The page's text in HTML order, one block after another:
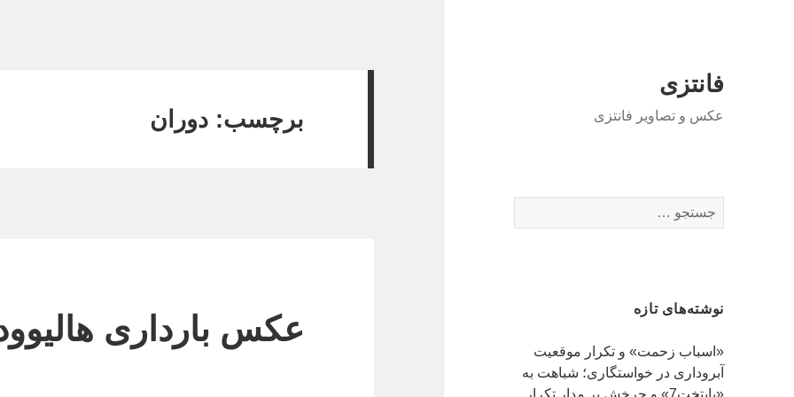
فانتزی
عکس و تصاویر فانتزی
س
ب
ا
ی
نوشته‌های تازه
«اسباب زحمت» و تکرار موقعیت
آبروداری در خواستگاری؛ شباهت به
برچسب: دوران
عکس بارداری